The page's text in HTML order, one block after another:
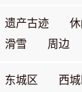
遗产古迹
滑雪
周边
东城区 西